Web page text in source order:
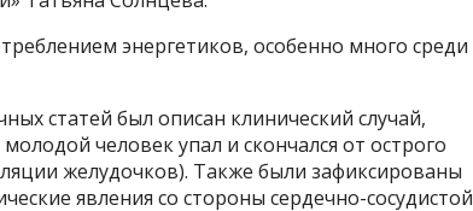
энергетиков, особенно много среди
статей был описан клинический случай,
человек упал и скончался от острого
желудочков). Также были зафиксированы
явления со стороны сердечно-сосудистой